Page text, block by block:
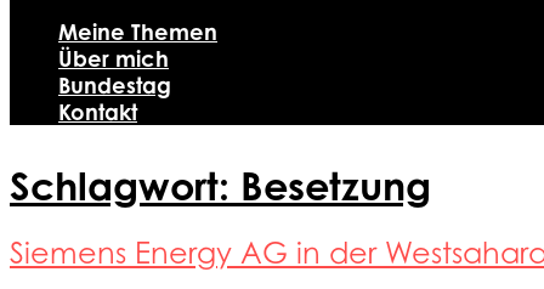
Meine Themen
Über mich
Bundestag
Kontakt
Schlagwort: Besetzung
Siemens Energy AG in der